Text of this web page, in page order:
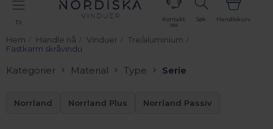
Til
Kontakt
oss
Søk Handlekurv
Hem Handle nå Vinduer
Tre/aluminium
Fastkarm skråvindu
Kategorier Material Type Serie
Norrland Norrland Plus Norrland Passiv